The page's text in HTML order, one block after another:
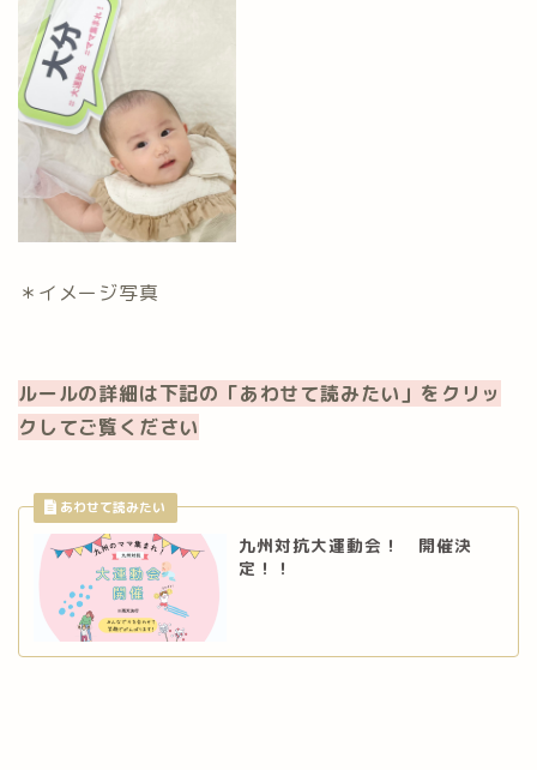
＊イメージ写真
ルールの詳細は下記の「あわせて読みたい」をクリッ
クしてご覧ください
九州対抗大運動会！ 開催決
定！！